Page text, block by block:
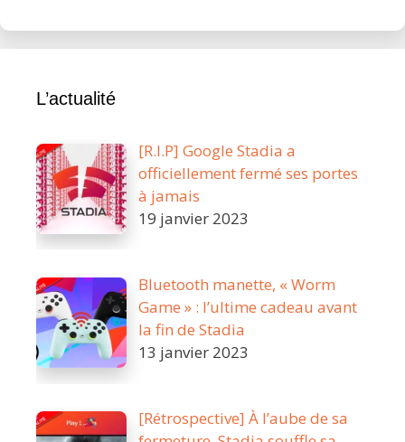
L’actualité
[R.I.P] Google Stadia a
officiellement fermé ses portes
à jamais
19 janvier 2023
Bluetooth manette, « Worm
Game » : l’ultime cadeau avant
la fin de Stadia
13 janvier 2023
[Rétrospective] À l’aube de sa